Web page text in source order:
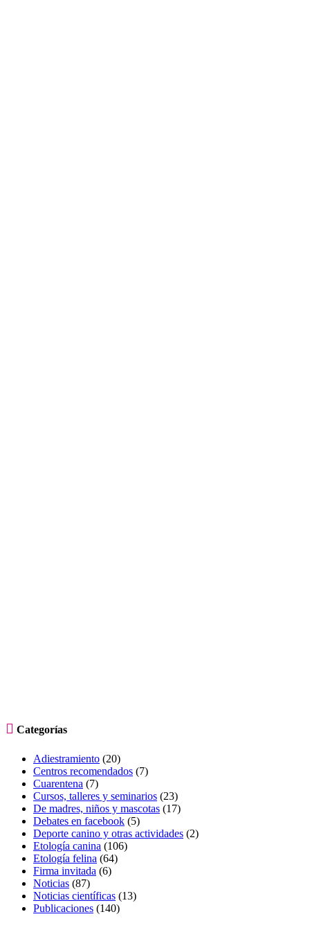
 Categorías
Adiestramiento (20)
Centros recomendados (7)
Cuarentena (7)
Cursos, talleres y seminarios (23)
De madres, niños y mascotas (17)
Debates en facebook (5)
Deporte canino y otras actividades (2)
Etología canina (106)
Etología felina (64)
Firma invitada (6)
Noticias (87)
Noticias científicas (13)
Publicaciones (140)